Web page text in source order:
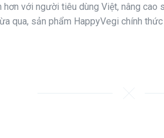
với người tiêu dùng Việt, nâng
qua, sản phẩm HappyVegi chính